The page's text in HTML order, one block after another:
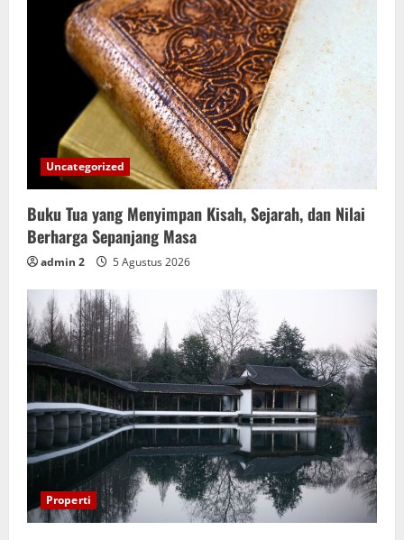
Uncategorized
Buku Tua yang Menyimpan Kisah, Sejarah, dan Nilai
Berharga Sepanjang Masa
admin 2 5 Agustus 2026
Properti